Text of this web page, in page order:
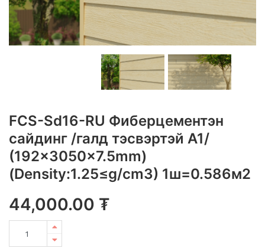
FCS-Sd16-RU Фиберцементэн
сайдинг /галд тэсвэртэй A1/
(192x3050x7.5mm)
(Density:1.25≤g/cm3) 1ш=0.586м2
44,000.00 ₮